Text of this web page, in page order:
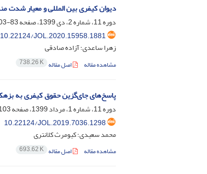
دیوان کیفری بین المللی و معیار شدت
دوره 11، شماره 2، دی 1399، صفحه
83-103
10.22124/JOL.2020.15958.1881
زهرا ساعدی؛ آزاده صادقی
مشاهده مقاله اصل مقاله 738.26 K
پاسخ‌های جای‌گزین حقوق کیفری به بزهکاری
دوره 11، شماره 1، مرداد 1399، صفحه
126
10.22124/JOL.2019.7036.1298
محمد سعیدی؛ کیومرث کلانتری
مشاهده مقاله اصل مقاله 693.62 K